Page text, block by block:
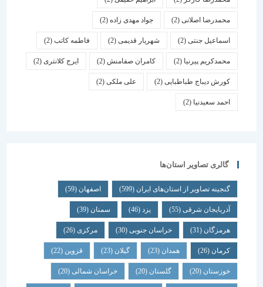
محمدرضا اصلانی(2) جواد مهدی زاده(2)
اسماعیل جنتی(2) شهریار قدیمی(2) فاطمه کاتب(2)
محمدکریم پیرنیا (2) کامران صفامنش(2) ایرج کلانتری (2)
کورش دیباج طباطبایی(2) علی ملکی(2)
احمد سعیدنیا (2)
گالری تصاویر استان‌ها
گنجینه تصاویر از استان‌های ایران(599) اصفهان (59)
آذربایجان شرقی(55) یزد سمنان (39)
هرمزگان(31) خراسان جنوبی(30) مرکزی (26)
همدان گیلان قزوین
خوزستان(20) گلستان (20) خراسان شمالی(20)